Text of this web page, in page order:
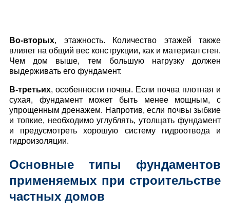
Во-вторых, этажность. Количество этажей также
влияет на общий вес конструкции, как и материал стен.
Чем дом выше, тем большую нагрузку должен
выдерживать его фундамент.
В-третьих, особенности почвы. Если почва плотная и
сухая, фундамент может быть менее мощным, с
упрощенным дренажем. Напротив, если почвы зыбкие
и топкие, необходимо углублять, утолщать фундамент
и предусмотреть хорошую систему гидроотвода и
гидроизоляции.
Основные типы фундаментов
применяемых при строительстве
частных домов